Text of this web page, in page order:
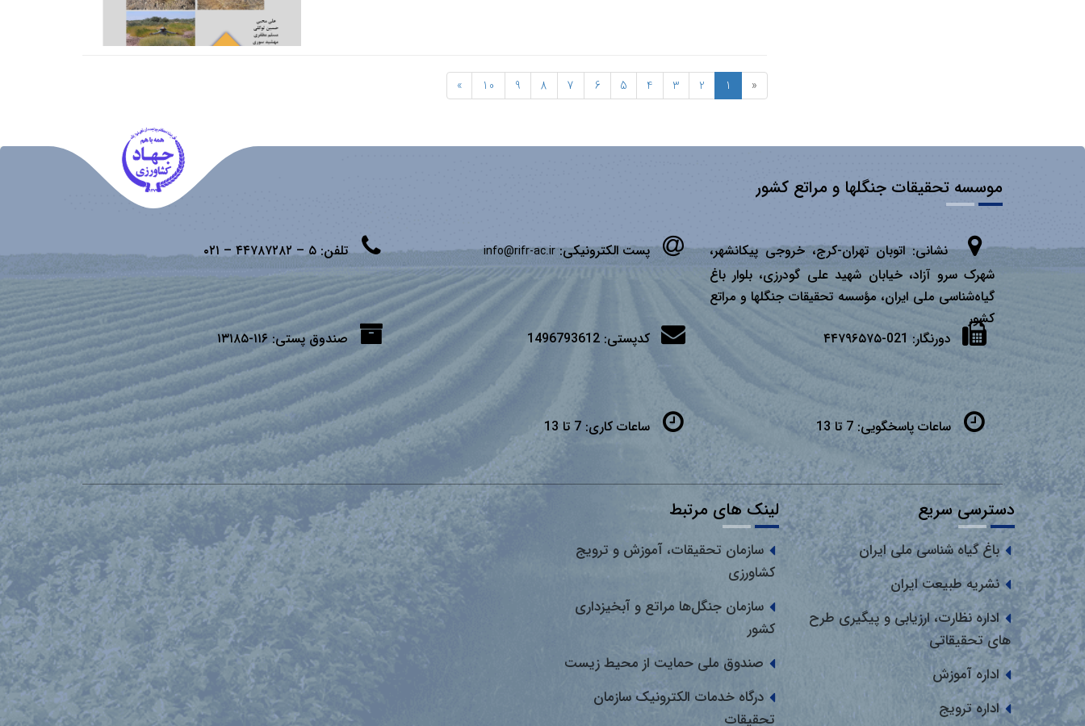
«
1
2
3
4
5
6
7
8
9
10
»
موسسه تحقیقات جنگلها و مراتع کشور
نشانی:اتوبان تهران­-كرج، خروجی پیكانشهر،
شهرک سرو آزاد، خیابان شهید علی گودرزی، بلوار باغ
گیاه‌شناسی ملی ایران، مؤسسه تحقیقات جنگلها و مراتع
كشور
پست الکترونیکی:info@rifr-ac.ir تلفن:۵ – ۴۴۷۸۷۲۸۲ – ۰۲۱
دورنگار: 021-۴۴۷۹۶۵۷۵ کدپستی:1496793612 صندوق پستی:۱۱۶-۱۳۱۸۵
ساعات پاسخگویی: 7 تا 13 ساعات کاری:7 تا 13
دسترسی سریع
باغ گیاه شناسی ملی ایران
نشریه طبیعت ایران
اداره نظارت، ارزیابی و پیگیری طرح
های تحقیقاتی
اداره آموزش
اداره ترویج
لینک های مرتبط
سازمان تحقیقات، آموزش و ترویج
کشاورزی
سازمان جنگل‌ها مراتع و آبخیزداری
کشور
صندوق ملی حمایت از محیط زیست
درگاه خدمات الکترونیک سازمان
تحقیقات